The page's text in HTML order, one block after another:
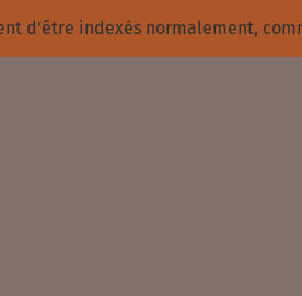
d'être indexés normalement,